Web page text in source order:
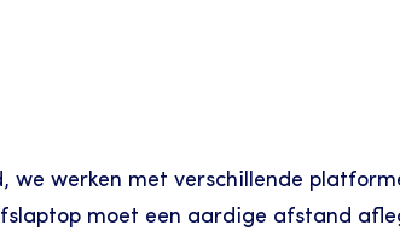
we werken met verschillende
moet een aardige afstand